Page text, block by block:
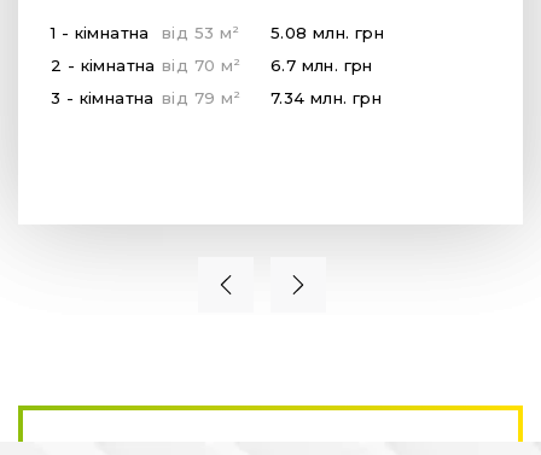
1 - кімнатна від 53 м 2 5.08 млн. грн
2 - кімнатна від 70 м 2 6.7 млн. грн
3 - кімнатна від 79 м 2 7.34 млн. грн